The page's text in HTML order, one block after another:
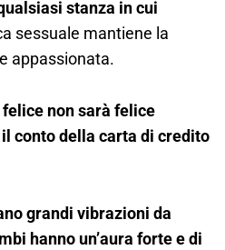
stanza in cui
sessuale mantiene la
appassionata.
non sarà felice
conto della carta di credito
grandi vibrazioni da
hanno un’aura forte e di